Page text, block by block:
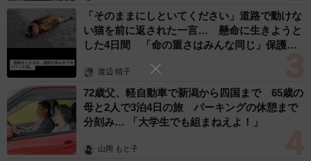
バスは動くことができず、３人で街へ。夕暮れの川辺でウ
ィステリアたちが話していると、目の前に巨大な川の悪魔
の姿が！ 危機迫る中、現れたのは……。
ーー演じてみていかがでしたか？
小田 もちろん、私は幸運なことにスリをしないと生きて
「そのままにしといてください」道路で動けな
い猫を前に返された一言… 懸命に生きようと
した4日間 「命の重さはみんな同じ」保護団
渡辺 晴子
72歳父、軽自動車で新潟から四国まで 65歳の
母と2人で3泊4日の旅 パーキングの休憩まで
分刻み… 「大学生でも組まねえよ！」
山岡 もと子